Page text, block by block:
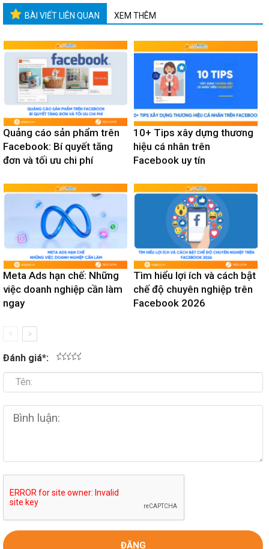
BÀI VIẾT LIÊN QUAN XEM THÊM
Quảng cáo sản phẩm trên
Facebook: Bí quyết tăng
đơn và tối ưu chi phí
10+ Tips xây dựng thương
hiệu cá nhân trên
Facebook uy tín
Meta Ads hạn chế: Những
việc doanh nghiệp cần làm
ngay
Tìm hiểu lợi ích và cách bật
chế độ chuyên nghiệp trên
Facebook 2026
Đánh giá*: